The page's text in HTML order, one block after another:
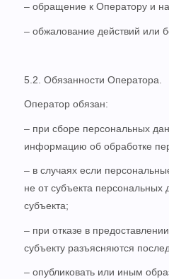
– обращение к Оператору и
– обжалование действий или
5.2. Обязанности Оператора.
Оператор обязан:
– при сборе персональных
информацию об обработке
– в случаях если
не от субъекта персональных
субъекта;
– при отказе в
субъекту разъясняются
– опубликовать или иным